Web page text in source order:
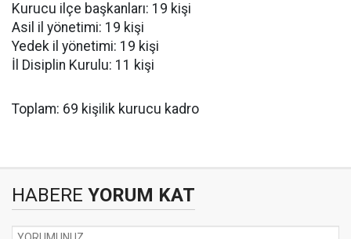
Kurucu ilçe başkanları: 19 kişi
Asil il yönetimi: 19 kişi
Yedek il yönetimi: 19 kişi
İl Disiplin Kurulu: 11 kişi
Toplam: 69 kişilik kurucu kadro
HABERE YORUM KAT